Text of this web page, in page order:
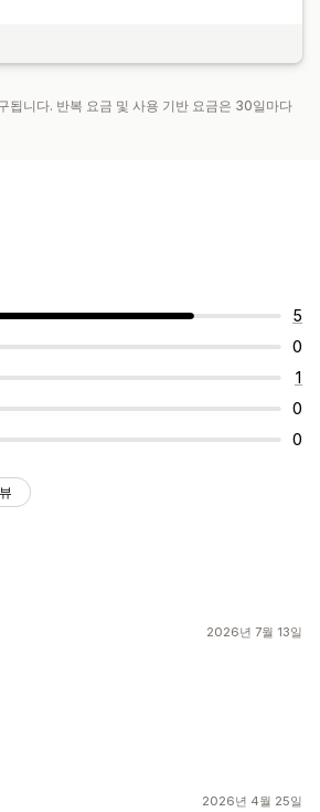
됩니다. 반복 요금 및 사용 기반 요금은 30일마다
5
0
1
0
0
2026년 7월 13일
2026년 4월 25일